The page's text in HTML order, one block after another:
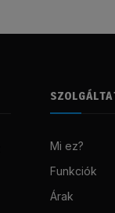
Mi ez?
Funkciók
Árak